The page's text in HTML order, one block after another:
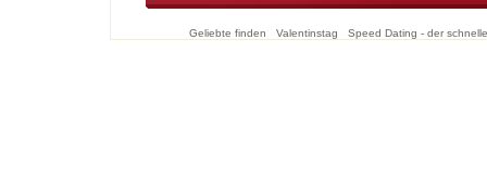
Geliebte finden Valentinstag Speed Dating - der